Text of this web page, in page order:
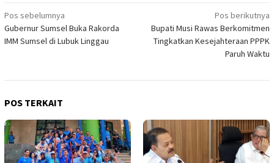
Navigasi
pos
Pos sebelumnya
Gubernur Sumsel Buka Rakorda
IMM Sumsel di Lubuk Linggau
Pos berikutnya
Bupati Musi Rawas Berkomitmen
Tingkatkan Kesejahteraan PPPK
Paruh Waktu
POS TERKAIT